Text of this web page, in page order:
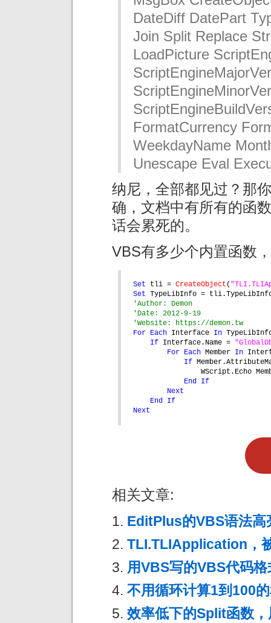
DateDiff DatePart
Join Split Replace
LoadPicture
FormatCurrency
WeekdayName
Unescape Eval
纳尼，全部都见过？那
确，文档中有所有的函
话会累死的。
VBS有多少个内置函数
Set tli = CreateObject (
Set TypeLibInfo =
'Author: Demon
'Date: 2012-9-19
'Website: https://demon.tw
For Each Interface In
If Interface.Name =
For Each Member In
If
WScript.Echo
End If
Next
End If
Next
相关文章:
EditPlus的VBS语法高
TLI.TLIApplication，
用VBS写的VBS代码
不用循环计算1到100
效率低下的Split函数